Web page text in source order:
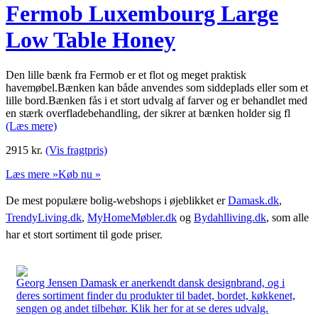
Fermob Luxembourg Large
Low Table Honey
Den lille bænk fra Fermob er et flot og meget praktisk
havemøbel.Bænken kan både anvendes som siddeplads eller som et
lille bord.Bænken fås i et stort udvalg af farver og er behandlet med
en stærk overfladebehandling, der sikrer at bænken holder sig fl
(Læs mere)
2915 kr. (Vis fragtpris)
Læs mere »Køb nu »
De mest populære bolig-webshops i øjeblikket erDamask.dk,
TrendyLiving.dk, MyHomeMøbler.dk og Bydahlliving.dk, som alle
har et stort sortiment til gode priser.
Georg Jensen Damask er anerkendt dansk designbrand, og i
deres sortiment finder du produkter til badet, bordet, køkkenet,
sengen og andet tilbehør. Klik her for at se deres udvalg.